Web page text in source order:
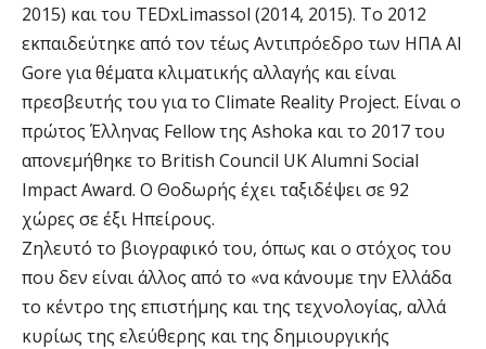
2015) και του TEDxLimassol (2014, 2015). Το 2012
εκπαιδεύτηκε από τον τέως Αντιπρόεδρο των ΗΠΑ Al
Gore για θέματα κλιματικής αλλαγής και είναι
πρεσβευτής του για το Climate Reality Project. Είναι ο
πρώτος Έλληνας Fellow της Ashoka και το 2017 του
απονεμήθηκε το British Council UK Alumni Social
Impact Award. Ο Θοδωρής έχει ταξιδέψει σε 92
χώρες σε έξι Ηπείρους.
Ζηλευτό το βιογραφικό του, όπως και ο στόχος του
που δεν είναι άλλος από το «να κάνουμε την Ελλάδα
το κέντρο της επιστήμης και της τεχνολογίας, αλλά
κυρίως της ελεύθερης και της δημιουργικής